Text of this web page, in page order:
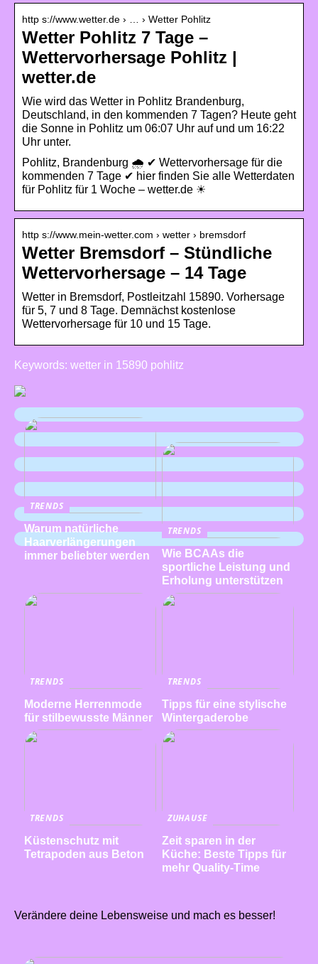
http s://www.wetter.de › … › Wetter Pohlitz
Wetter Pohlitz 7 Tage –
Wettervorhersage Pohlitz |
wetter.de
Wie wird das Wetter in Pohlitz Brandenburg,
Deutschland, in den kommenden 7 Tagen? Heute geht
die Sonne in Pohlitz um 06:07 Uhr auf und um 16:22
Uhr unter.
Pohlitz, Brandenburg 🌧️ ✔ Wettervorhersage für die
kommenden 7 Tage ✔ hier finden Sie alle Wetterdaten
für Pohlitz für 1 Woche – wetter.de ☀
http s://www.mein-wetter.com › wetter › bremsdorf
Wetter Bremsdorf – Stündliche
Wettervorhersage – 14 Tage
Wetter in Bremsdorf, Postleitzahl 15890. Vorhersage
für 5, 7 und 8 Tage. Demnächst kostenlose
Wettervorhersage für 10 und 15 Tage.
Keywords: wetter in 15890 pohlitz
TRENDS
Warum natürliche
Haarverlängerungen
immer beliebter werden
TRENDS
Wie BCAAs die
sportliche Leistung und
Erholung unterstützen
TRENDS
Moderne Herrenmode
für stilbewusste Männer
TRENDS
Tipps für eine stylische
Wintergaderobe
TRENDS
Küstenschutz mit
Tetrapoden aus Beton
ZUHAUSE
Zeit sparen in der
Küche: Beste Tipps für
mehr Quality-Time
Verändere deine Lebensweise und mach es besser!